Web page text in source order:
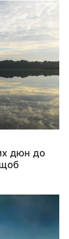
дюн до